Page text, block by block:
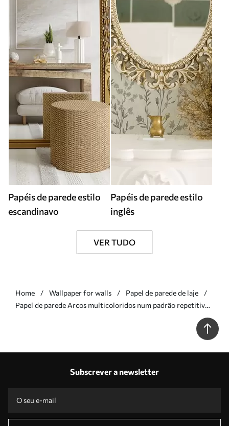
Papéis de parede estilo
escandinavo
Papéis de parede estilo
inglês
VER TUDO
Home Wallpaper for walls
Papel de parede de laje
Papel de parede Arcos multicoloridos num padrão repetitivo
Subscrever a newsletter